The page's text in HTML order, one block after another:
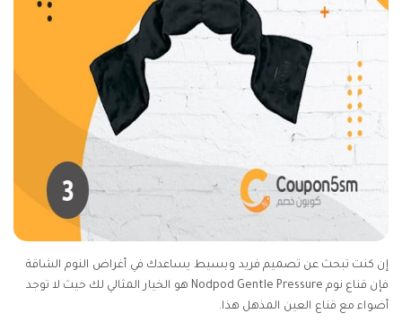
إن كنت تبحث عن تصميم فريد وبسيط يساعدك في أغراض النوم الشاقة
فإن قناع نوم Nodpod Gentle Pressure هو الخيار المثالي لك حيث لا توجد
أضواء مع قناع العين المذهل هذا.